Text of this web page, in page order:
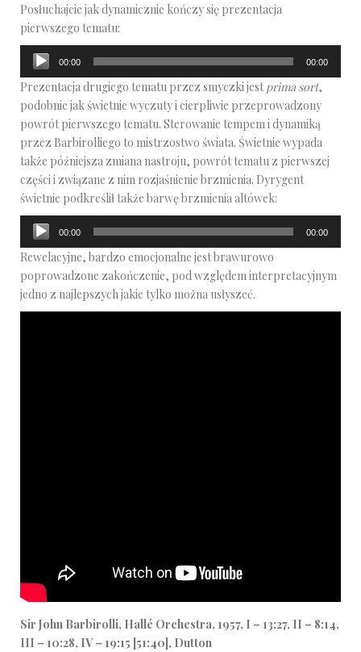
Posłuchajcie jak dynamicznie kończy się prezentacja
pierwszego tematu:
Odtwarzacz
plików
dźwiękowych
00:00 00:00
Prezentacja drugiego tematu przez smyczki jestprima sort,
podobnie jak świetnie wyczuty i cierpliwie przeprowadzony
powrót pierwszego tematu. Sterowanie tempem i dynamiką
przez Barbirolliego to mistrzostwo świata. Świetnie wypada
także późniejsza zmiana nastroju, powrót tematu z pierwszej
części i związane z nim rozjaśnienie brzmienia. Dyrygent
świetnie podkreślił także barwę brzmienia altówek:
Odtwarzacz
plików
dźwiękowych
00:00 00:00
Rewelacyjne, bardzo emocjonalne jest brawurowo
poprowadzone zakończenie, pod względem interpretacyjnym
jedno z najlepszych jakie tylko można usłyszeć.
Sir John Barbirolli, Hallé Orchestra, 1957, I – 13:27, II – 8:14,
III – 10:28, IV – 19:15 [51:40], Dutton